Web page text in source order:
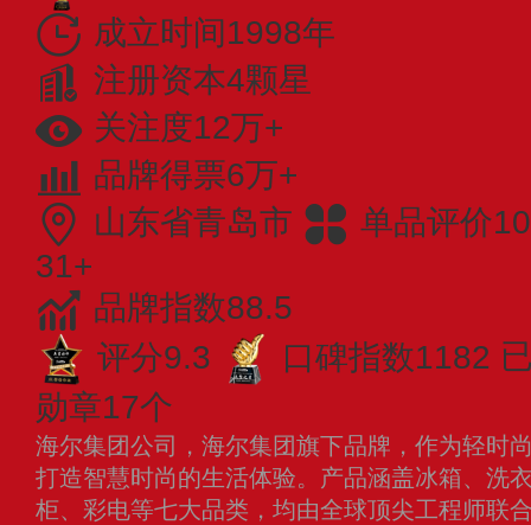
成立时间1998年
注册资本4颗星
关注度12万+
品牌得票6万+
山东省青岛市
单品评价
31+
品牌指数88.5
评分9.3
口碑指数1182
勋章17个
海尔集团公司，海尔集团旗下品牌，作为轻时
打造智慧时尚的生活体验。产品涵盖冰箱、洗
柜、彩电等七大品类，均由全球顶尖工程师联